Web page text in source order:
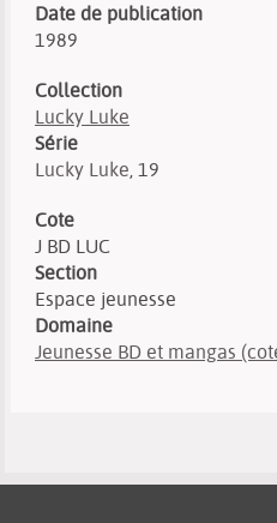
Date de publication
1989
Collection
Lucky Luke
Série
Lucky Luke, 19
Cote
J BD LUC
Section
Espace jeunesse
Domaine
Jeunesse BD et mangas